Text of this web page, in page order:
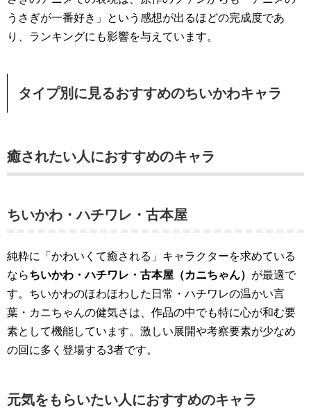
うさぎが一番好き」という感想が出るほどの完成度であ
り、ランキングにも影響を与えています。
タイプ別に見るおすすめのちいかわキャラ
癒されたい人におすすめのキャラ
ちいかわ・ハチワレ・古本屋
純粋に「かわいくて癒される」キャラクターを求めている
ならちいかわ・ハチワレ・古本屋（カニちゃん） が最適で
す。ちいかわのほわほわした日常・ハチワレの温かい言
葉・カニちゃんの健気さは、作品の中でも特に心が和む要
素として機能しています。激しい展開や考察要素が少なめ
の回に多く登場する3者です。
元気をもらいたい人におすすめのキャラ